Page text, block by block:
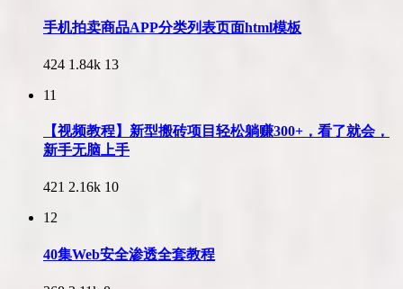
手机拍卖商品APP分类列表页面html模板
424 1.84k 13
11
【视频教程】新型搬砖项目轻松躺赚300+，看了就会，
新手无脑上手
421 2.16k 10
12
40集Web安全渗透全套教程